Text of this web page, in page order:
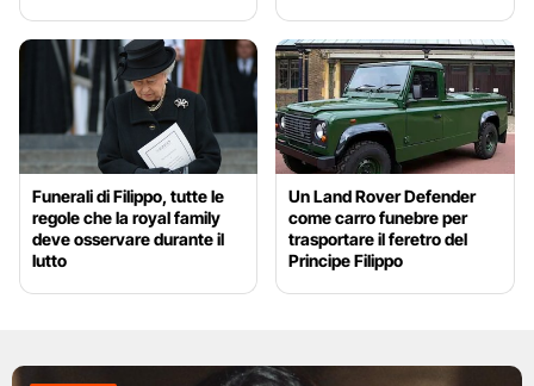
Funerali di Filippo, tutte le
regole che la royal family
deve osservare durante il
lutto
Un Land Rover Defender
come carro funebre per
trasportare il feretro del
Principe Filippo